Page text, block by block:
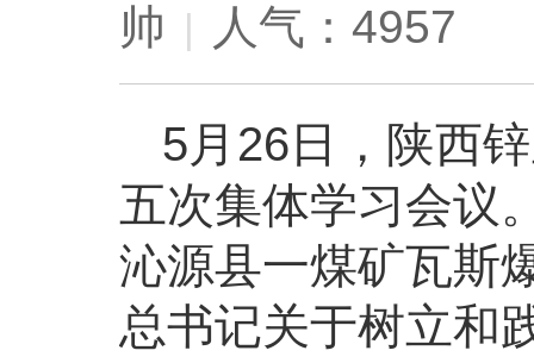
帅 | 人气：4957
5月26日，陕西
五次集体学习会议
沁源县一煤矿瓦斯
总书记关于树立和